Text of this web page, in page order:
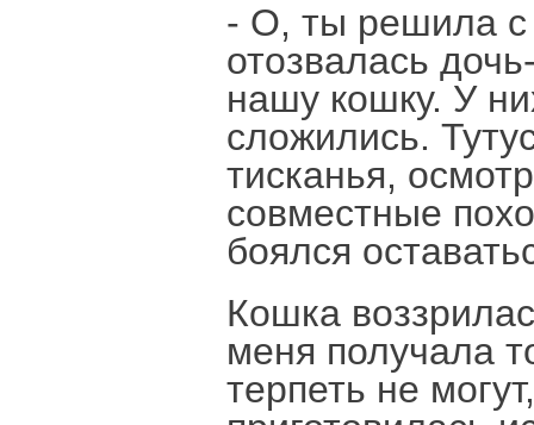
- О, ты решила с
отозвалась
нашу кошку. У
сложились.
тисканья,
совместные
боялся
Кошка
меня получала
терпеть не